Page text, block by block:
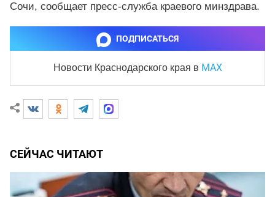
Сочи, сообщает пресс-служба краевого минздрава.
ПОДПИСАТЬСЯ
Новости Краснодарского края в MAX
СЕЙЧАС ЧИТАЮТ